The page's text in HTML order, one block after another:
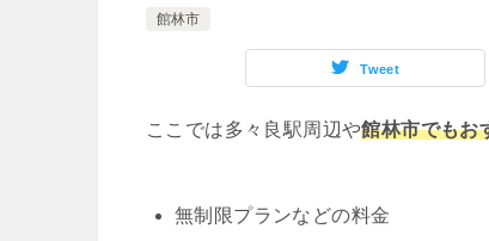
館林市
Tweet
ここでは多々良駅周辺や館林市でもお
無制限プランなどの料金